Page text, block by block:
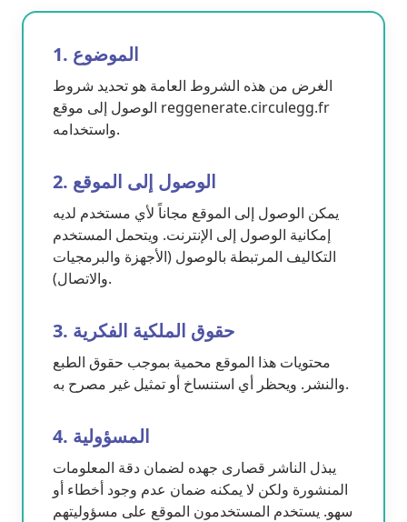
1. الموضوع
الغرض من هذه الشروط العامة هو تحديد شروط
الوصول إلى موقع reggenerate.circulegg.fr
واستخدامه.
2. الوصول إلى الموقع
يمكن الوصول إلى الموقع مجاناً لأي مستخدم لديه
إمكانية الوصول إلى الإنترنت. ويتحمل المستخدم
التكاليف المرتبطة بالوصول (الأجهزة والبرمجيات
والاتصال).
3. حقوق الملكية الفكرية
محتويات هذا الموقع محمية بموجب حقوق الطبع
والنشر. ويحظر أي استنساخ أو تمثيل غير مصرح به.
4. المسؤولية
يبذل الناشر قصارى جهده لضمان دقة المعلومات
المنشورة ولكن لا يمكنه ضمان عدم وجود أخطاء أو
سهو. يستخدم المستخدمون الموقع على مسؤوليتهم